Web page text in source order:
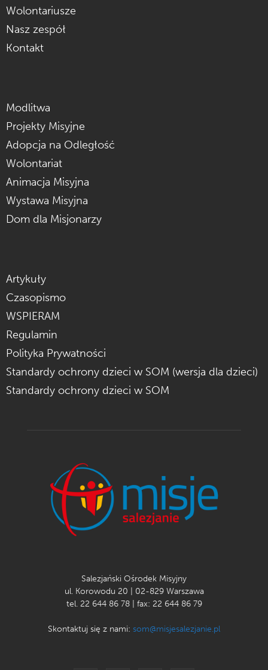
Wolontariusze
Nasz zespół
Kontakt
Modlitwa
Projekty Misyjne
Adopcja na Odległość
Wolontariat
Animacja Misyjna
Wystawa Misyjna
Dom dla Misjonarzy
Artykuły
Czasopismo
WSPIERAM
Regulamin
Polityka Prywatności
Standardy ochrony dzieci w SOM (wersja dla dzieci)
Standardy ochrony dzieci w SOM
Salezjański Ośrodek Misyjny
ul. Korowodu 20 | 02-829 Warszawa
tel. 22 644 86 78 | fax: 22 644 86 79
Skontaktuj się z nami: som@misjesalezjanie.pl